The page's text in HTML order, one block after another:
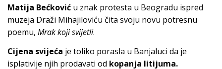
Matija Bećković u znak protesta u Beogradu ispred
muzeja Draži Mihajiloviću čita svoju novu potresnu
poemu, Mrak koji svijetli.
Cijena svijeća je toliko porasla u Banjaluci da je
isplativije njih prodavati od kopanja litijuma.